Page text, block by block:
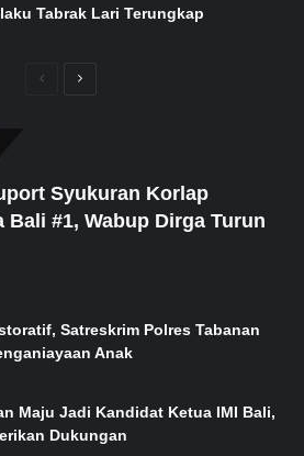
Tabrak Lari Terungkap
PreviousNext
Syukuran Korlap
Bali #1, Wabup Dirga Turun
Satreskrim Polres Tabanan
Anak
Maju Jadi Kandidat Ketua IMI Bali,
Dukungan